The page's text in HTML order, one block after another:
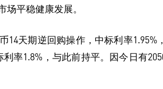
平稳健康发展。
14天期逆回购操作，中标利率1.95%
率1.8%，与此前持平。因今日有